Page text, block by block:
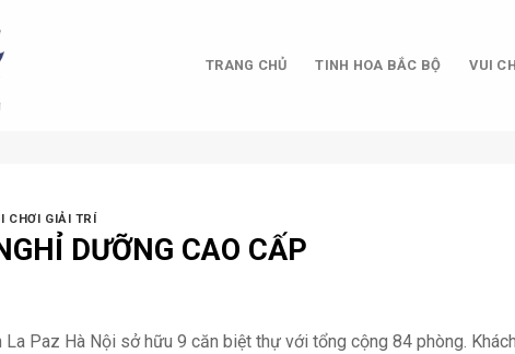
TRANG CHỦ TINH HOA BẮC BỘ VUI
CHƠI GIẢI TRÍ
DƯỠNG CAO CẤP
La Paz Hà Nội sở hữu 9 căn biệt thự với tổng cộng 84 phòng.